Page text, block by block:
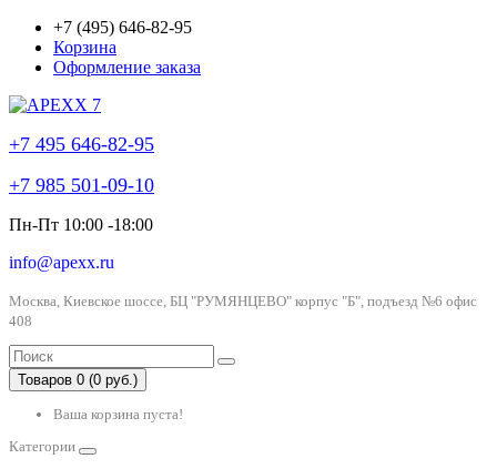
+7 (495) 646-82-95
Корзина
Оформление заказа
+7 495 646-82-95
+7 985 501-09-10
Пн-Пт 10:00 -18:00
info@apexx.ru
Москва, Киевское шоссе, БЦ "РУМЯНЦЕВО" корпус "Б", подъезд №6 офис
408
Товаров 0 (0 руб.)
Ваша корзина пуста!
Категории